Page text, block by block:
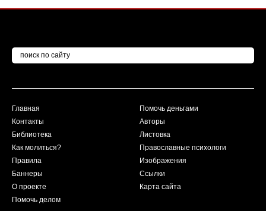
Главная
Контакты
Библиотека
Как молиться?
Правила
Баннеры
О проекте
Помочь делом
Помочь деньгами
Авторы
Листовка
Православные психологи
Изображения
Ссылки
Карта сайта